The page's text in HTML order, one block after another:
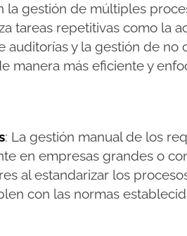
la gestión de múltiples
tareas repetitivas como la
auditorías y la gestión de no
manera más eficiente y
: La gestión manual de los
en empresas grandes o
al estandarizar los
con las normas